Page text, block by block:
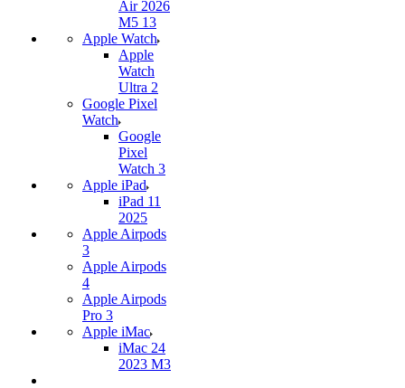
Air 2026
M5 13
Apple Watch
Apple
Watch
Ultra 2
Google Pixel
Watch
Google
Pixel
Watch 3
Apple iPad
iPad 11
2025
Apple Airpods
3
Apple Airpods
4
Apple Airpods
Pro 3
Apple iMac
iMac 24
2023 M3